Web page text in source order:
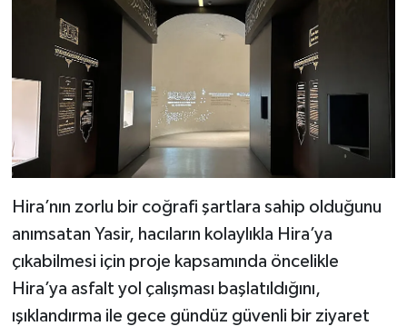
Hira’nın zorlu bir coğrafi şartlara sahip olduğunu
anımsatan Yasir, hacıların kolaylıkla Hira’ya
çıkabilmesi için proje kapsamında öncelikle
Hira’ya asfalt yol çalışması başlatıldığını,
ışıklandırma ile gece gündüz güvenli bir ziyaret
Hatay Müftülüğü
Iğdır Müftülüğü
Isparta Müftülüğü
İstanbul Müftülüğü
Kahramanmaraş Müftülüğü
Karabük Müftülüğü